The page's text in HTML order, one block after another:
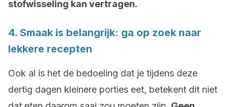
stofwisseling kan vertragen.
4. Smaak is belangrijk: ga op zoek naar
lekkere recepten
Ook al is het de bedoeling dat je tijdens deze
dertig dagen kleinere porties eet, betekent dit niet